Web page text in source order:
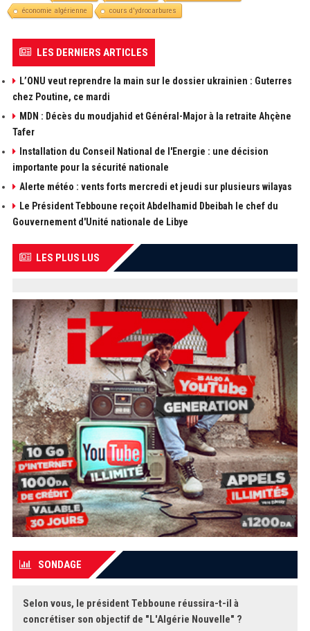
économie algérienne
cours d'ydrocarbures
LES DERNIERS ARTICLES
L’ONU veut reprendre la main sur le dossier ukrainien : Guterres
chez Poutine, ce mardi
MDN : Décès du moudjahid et Général-Major à la retraite Ahçène
Tafer
Installation du Conseil National de l'Energie : une décision
importante pour la sécurité nationale
Alerte météo : vents forts mercredi et jeudi sur plusieurs wilayas
Le Président Tebboune reçoit Abdelhamid Dbeibah le chef du
Gouvernement d'Unité nationale de Libye
LES PLUS LUS
SONDAGE
Selon vous, le président Tebboune réussira-t-il à
concrétiser son objectif de "L'Algérie Nouvelle" ?